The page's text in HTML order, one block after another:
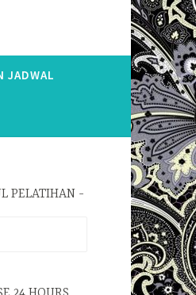
JADWAL
PELATIHAN